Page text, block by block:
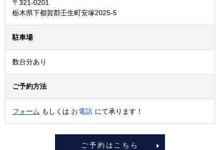
〒321-0201
栃木県下都賀郡壬生町安塚2025-5
駐車場
数台分あり
ご予約方法
フォーム もしくは お電話 にて承ります！
ご予約はこちら